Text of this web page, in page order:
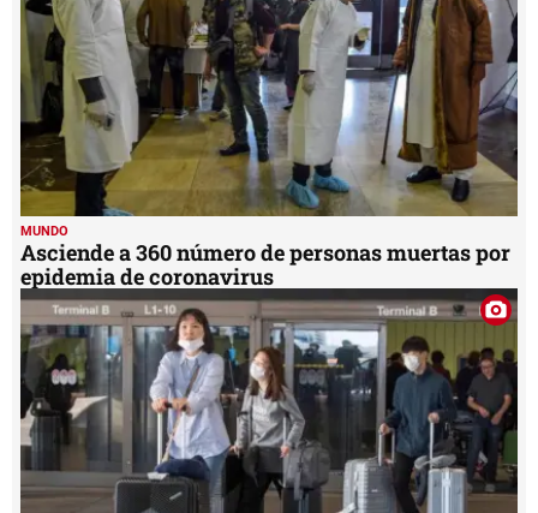
MUNDO
Asciende a 360 número de personas muertas por
epidemia de coronavirus